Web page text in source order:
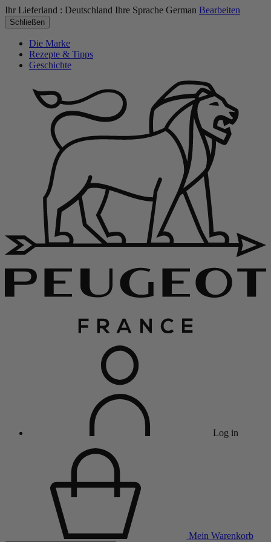
Ihr Lieferland : Deutschland Ihre Sprache German Bearbeiten
Schließen
Die Marke
Rezepte & Tipps
Geschichte
Log in
Mein Warenkorb